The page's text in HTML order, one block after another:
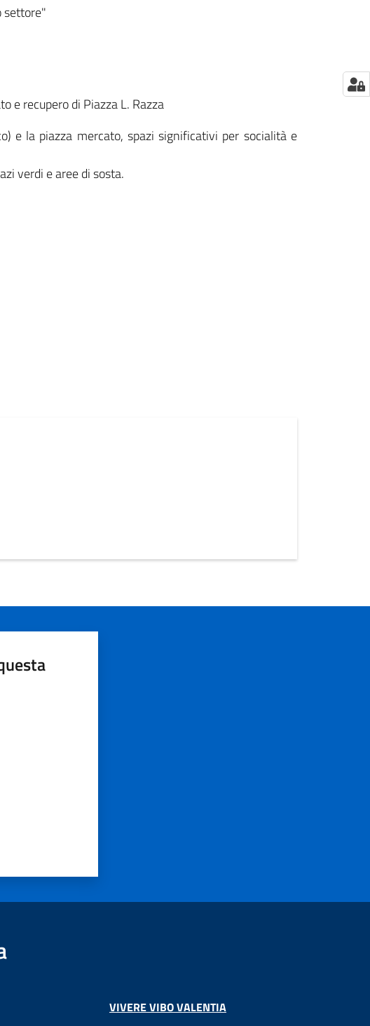
settore"
e recupero di Piazza L. Razza
e la piazza mercato, spazi significativi per socialità e
verdi e aree di sosta.
VIVERE VIBO VALENTIA